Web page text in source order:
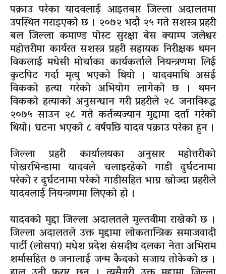
पक्राउ परेका यादवलाई आइतबार जिल्ला अदालतमा
उपस्थित गराइएको छ । २०७२ भदौ २५ गते सशस्त्र प्रहरी
बल जिल्ला कमाण्ड पोस्ट सुरक्षा बेस क्याम्प जलेश्वर
महोत्तरीमा कार्यरत सशस्त्र प्रहरी सहायक निरीक्षक थमन
विकलाई मधेसी मोर्चाका कार्यकर्ताले नियन्त्रणमा लिई
कुटपिट गर्दा मृत्यु भएको थियो । यादवमाथि असई
विकको हत्या गरेको अभियोग लागेको छ । थमन
विकको हत्याको अनुसन्धान गरी प्रहरीले २८ जनाविरूद्ध
२०७५ साउन २८ गते कर्तव्यज्यान मुद्दामा दर्ता गरेको
थियो। घटना भएको ८ वर्षपछि यादव पक्राउ परेका हुन ।
जिल्ला प्रहरी कार्यालयका अनुसार महोत्तरीको
पोखरभिन्डामा यादवले चलाइरहेको गाडी दुर्घटनामा
परेको र दुर्घटनामा परेको गाडीसहित भाग्न खोज्दा प्रहरीले
यादवलाई नियन्त्रणमा लिएको हो ।
यादवको मुद्दा जिल्ला अदालतले मुल्तवीमा राखेको छ ।
जिल्ला अदालतले उक्त मुद्दामा लोकतान्त्रिक समाजवादी
पार्टी (लोसपा) मधेश प्रदेश संसदीय दलका नेता अभिराम
शर्मासहित ७ जनालाई जन्म कैदको सजाय तोकेको छ ।